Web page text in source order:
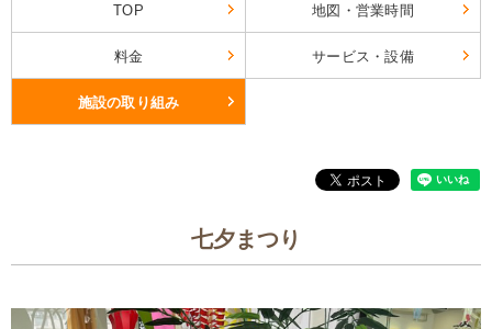
TOP 地図・営業時間
料金 サービス・設備
施設の取り組み
七夕まつり